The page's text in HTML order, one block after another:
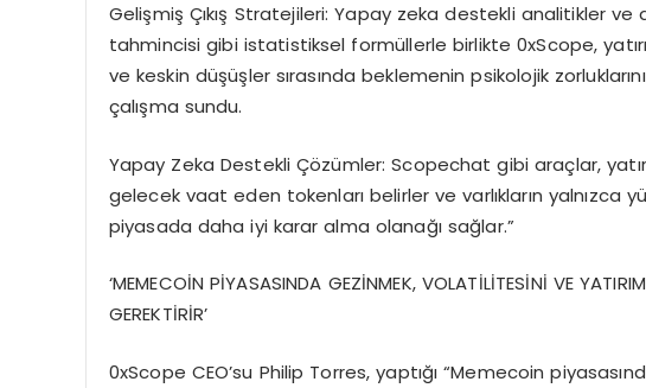
Gelişmiş Çıkış Stratejileri: Yapay zeka destekli analitikler
tahmincisi gibi istatistiksel formüllerle birlikte 0xScope,
ve keskin düşüşler sırasında beklemenin psikolojik
çalışma sundu.
Yapay Zeka Destekli Çözümler: Scopechat gibi araçlar,
gelecek vaat eden tokenları belirler ve varlıkların yalnızca
piyasada daha iyi karar alma olanağı sağlar.”
‘MEMECOİN PİYASASINDA GEZİNMEK, VOLATİLİTESİNİ VE
GEREKTİRİR’
0xScope CEO’su Philip Torres, yaptığı “Memecoin